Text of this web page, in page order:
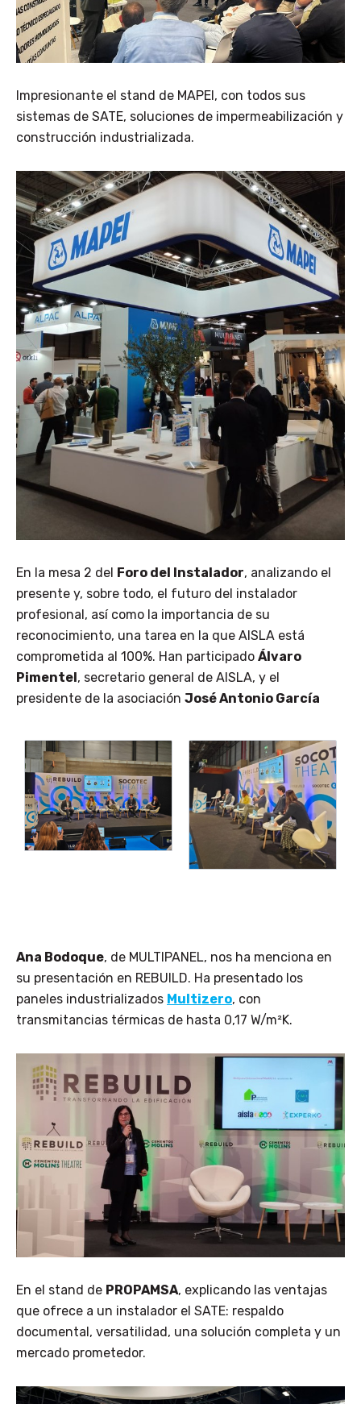
Impresionante el stand de MAPEI, con todos sus
sistemas de SATE, soluciones de impermeabilización y
construcción industrializada.
En la mesa 2 del Foro del Instalador, analizando el
presente y, sobre todo, el futuro del instalador
profesional, así como la importancia de su
reconocimiento, una tarea en la que AISLA está
comprometida al 100%. Han participado Álvaro
Pimentel, secretario general de AISLA, y el
presidente de la asociación José Antonio García
Ana Bodoque, de MULTIPANEL, nos ha menciona en
su presentación en REBUILD. Ha presentado los
paneles industrializados Multizero, con
transmitancias térmicas de hasta 0,17 W/m²K.
En el stand de PROPAMSA, explicando las ventajas
que ofrece a un instalador el SATE: respaldo
documental, versatilidad, una solución completa y un
mercado prometedor.